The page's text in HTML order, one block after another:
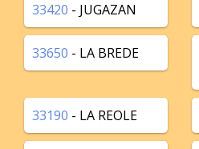
33420 - JUGAZAN
33650 - LA BREDE
33190 - LA REOLE